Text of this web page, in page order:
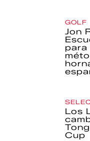
GOLF
Jon
para
Los
Cup